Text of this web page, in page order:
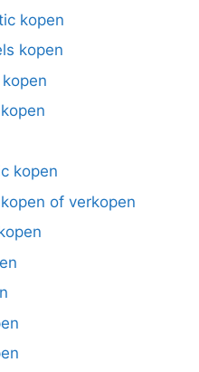
kopen
kopen
kopen
of verkopen